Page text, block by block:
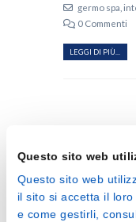
Questo sito web
Questo sito web
il sito si accetta il
e come gestirli,
germo spa
0 Commenti
LEGGI DI PIÙ...
Ultime News